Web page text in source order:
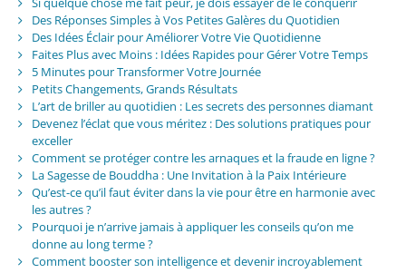
Des Réponses Simples à Vos Petites Galères du Quotidien
Des Idées Éclair pour Améliorer Votre Vie Quotidienne
Faites Plus avec Moins : Idées Rapides pour Gérer Votre Temps
5 Minutes pour Transformer Votre Journée
Petits Changements, Grands Résultats
L’art de briller au quotidien : Les secrets des personnes diamant
Devenez l’éclat que vous méritez : Des solutions pratiques pour
exceller
Comment se protéger contre les arnaques et la fraude en ligne ?
La Sagesse de Bouddha : Une Invitation à la Paix Intérieure
Qu’est-ce qu’il faut éviter dans la vie pour être en harmonie avec
les autres ?
Pourquoi je n’arrive jamais à appliquer les conseils qu’on me
donne au long terme ?
Comment booster son intelligence et devenir incroyablement